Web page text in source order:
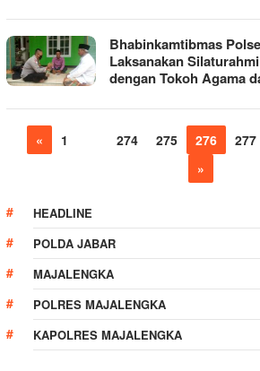
Bhabinkamtibmas
Laksanakan
dengan Tokoh Agama
« 1 274 275 276 277
»
HEADLINE
POLDA JABAR
MAJALENGKA
POLRES MAJALENGKA
KAPOLRES MAJALENGKA